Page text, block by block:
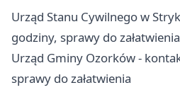
Urząd Stanu Cywilnego w
godziny, sprawy do załatwienia
Urząd Gminy Ozorków -
sprawy do załatwienia